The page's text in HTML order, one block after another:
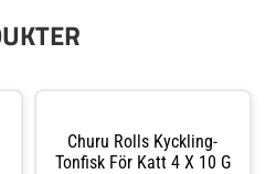
Churu Rolls Kyckling-
Tonfisk För Katt 4 X 10 G